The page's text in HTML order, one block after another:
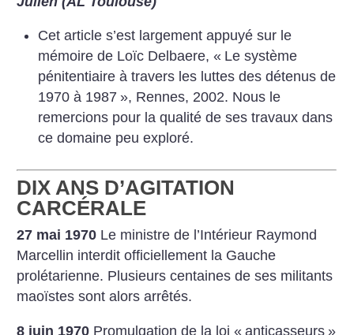
Cet article s’est largement appuyé sur le
mémoire de Loïc Delbaere, « Le système
pénitentiaire à travers les luttes des détenus de
1970 à 1987 », Rennes, 2002. Nous le
remercions pour la qualité de ses travaux dans
ce domaine peu exploré.
DIX ANS D’AGITATION
CARCÉRALE
27 mai 1970 Le ministre de l’Intérieur Raymond
Marcellin interdit officiellement la Gauche
prolétarienne. Plusieurs centaines de ses militants
maoïstes sont alors arrêtés.
8 juin 1970 Promulgation de la loi « anticasseurs »